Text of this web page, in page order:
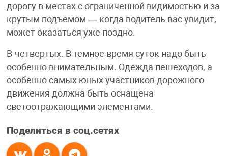
дорогу в местах с ограниченной видимостью и за
крутым подъемом — когда водитель вас увидит,
может оказаться уже поздно.
В-четвертых. В темное время суток надо быть
особенно внимательным. Одежда пешеходов, а
особенно самых юных участников дорожного
движения должна быть оснащена
светоотражающими элементами.
Поделиться в соц.сетях